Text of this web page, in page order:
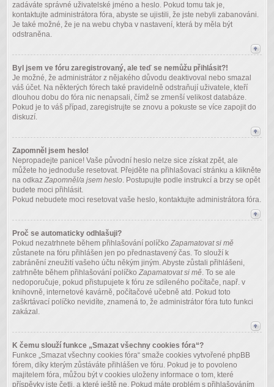
zadáváte správné uživatelské jméno a heslo. Pokud tomu tak je,
kontaktujte administrátora fóra, abyste se ujistili, že jste nebyli zabanováni.
Je také možné, že je na webu chyba v nastavení, která by měla být
odstraněna.
Byl jsem ve fóru zaregistrovaný, ale teď se nemůžu přihlásit?!
Je možné, že administrátor z nějakého důvodu deaktivoval nebo smazal
váš účet. Na některých fórech také pravidelně odstraňují uživatele, kteří
dlouhou dobu do fóra nic nenapsali, čímž se zmenší velikost databáze.
Pokud je to váš případ, zaregistrujte se znovu a pokuste se více zapojit do
diskuzí.
Zapomněl jsem heslo!
Nepropadejte panice! Vaše původní heslo nelze sice získat zpět, ale
můžete ho jednoduše resetovat. Přejděte na přihlašovací stránku a klikněte
na odkaz Zapomněl/a jsem heslo. Postupujte podle instrukcí a brzy se opět
budete moci přihlásit.
Pokud nebudete moci resetovat vaše heslo, kontaktujte administrátora fóra.
Proč se automaticky odhlašuji?
Pokud nezatrhnete během přihlašování políčko Zapamatovat si mě
zůstanete na fóru přihlášen jen po přednastavený čas. To slouží k
zabránění zneužití vašeho účtu někým jiným. Abyste zůstali přihlášeni,
zatrhněte během přihlašování políčko Zapamatovat si mě. To se ale
nedoporučuje, pokud přistupujete k fóru ze sdíleného počítače, např. v
knihovně, internetové kavárně, počítačové učebně atd. Pokud toto
zaškrtávací políčko nevidíte, znamená to, že administrátor fóra tuto funkci
zakázal.
K čemu slouží funkce „Smazat všechny cookies fóra“?
Funkce „Smazat všechny cookies fóra“ smaže cookies vytvořené phpBB
fórem, díky kterým zůstáváte přihlášen ve fóru. Pokud je to povoleno
majitelem fóra, můžou být v cookies uloženy informace o tom, které
příspěvky jste četli, a které ještě ne. Pokud máte problém s přihlašováním